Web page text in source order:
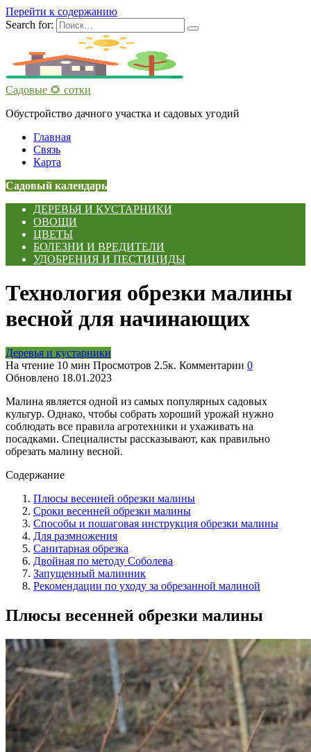
Перейти к содержанию
Search for:
Садовые 🌻 сотки
Обустройство дачного участка и садовых угодий
Главная
Связь
Карта
Садовый календарь
ДЕРЕВЬЯ И КУСТАРНИКИ
ОВОЩИ
ЦВЕТЫ
БОЛЕЗНИ И ВРЕДИТЕЛИ
УДОБРЕНИЯ И ПЕСТИЦИДЫ
Технология обрезки малины
весной для начинающих
Деревья и кустарники
На чтение 10 мин Просмотров 2.5к. Комментарии 0
Обновлено 18.01.2023
Малина является одной из самых популярных садовых
культур. Однако, чтобы собрать хороший урожай нужно
соблюдать все правила агротехники и ухаживать на
посадками. Специалисты рассказывают, как правильно
обрезать малину весной.
Содержание
Плюсы весенней обрезки малины
Сроки весенней обрезки малины
Способы и пошаговая инструкция обрезки малины
Для размножения
Санитарная обрезка
Двойная по методу Соболева
Запущенный малинник
Рекомендации по уходу за обрезанной малиной
Плюсы весенней обрезки малины